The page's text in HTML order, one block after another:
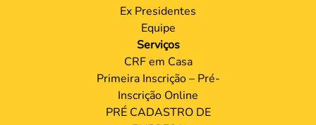
Ex Presidentes
Equipe
Serviços
CRF em Casa
Primeira Inscrição – Pré-
Inscrição Online
PRÉ CADASTRO DE